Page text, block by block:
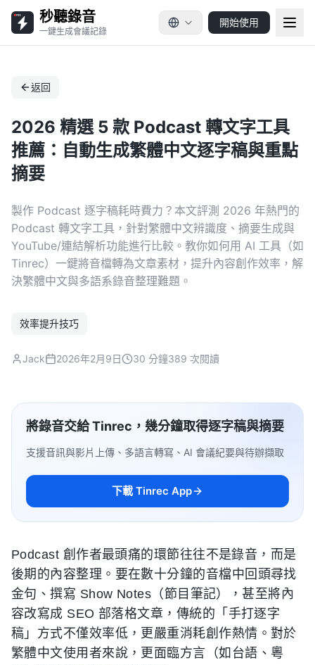
秒聽錄音
一鍵生成會議記錄
開始使用
返回
2026 精選 5 款 Podcast 轉文字工具
推薦：自動生成繁體中文逐字稿與重點
摘要
製作 Podcast 逐字稿耗時費力？本文評測 2026 年熱門的
Podcast 轉文字工具，針對繁體中文辨識度、摘要生成與
YouTube/連結解析功能進行比較。教你如何用 AI 工具（如
Tinrec）一鍵將音檔轉為文章素材，提升內容創作效率，解
決繁體中文與多語系錄音整理難題。
效率提升技巧
Jack 2026年2月9日 30 分鐘389 次閱讀
將錄音交給 Tinrec，幾分鐘取得逐字稿與摘要
支援音訊與影片上傳、多語言轉寫、AI 會議紀要與待辦擷取
下載 Tinrec App
Podcast 創作者最頭痛的環節往往不是錄音，而是
後期的內容整理。要在數十分鐘的音檔中回頭尋找
金句、撰寫 Show Notes（節目筆記），甚至將內
容改寫成 SEO 部落格文章，傳統的「手打逐字
稿」方式不僅效率低，更嚴重消耗創作熱情。對於
繁體中文使用者來說，更面臨方言（如台語、粵